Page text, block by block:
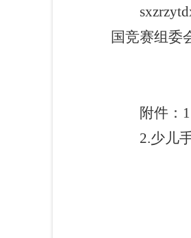
国竞赛组委
附件：
2.少儿